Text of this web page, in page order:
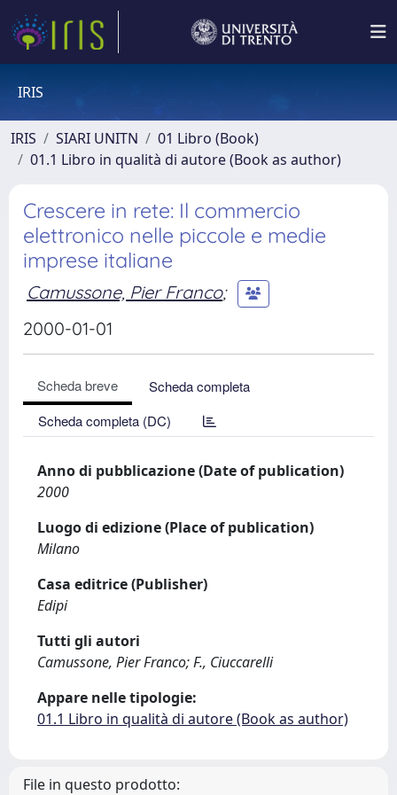
IRIS
IRIS SIARI UNITN
01 Libro (Book)
01.1 Libro in qualità di autore (Book as author)
Crescere in rete: Il commercio
elettronico nelle piccole e medie
imprese italiane
Camussone, Pier Franco;
2000-01-01
Scheda breve
Scheda completa
Scheda completa (DC)
Anno di pubblicazione (Date of publication)
2000
Luogo di edizione (Place of publication)
Milano
Casa editrice (Publisher)
Edipi
Tutti gli autori
Camussone, Pier Franco; F., Ciuccarelli
Appare nelle tipologie:
01.1 Libro in qualità di autore (Book as author)
File in questo prodotto: